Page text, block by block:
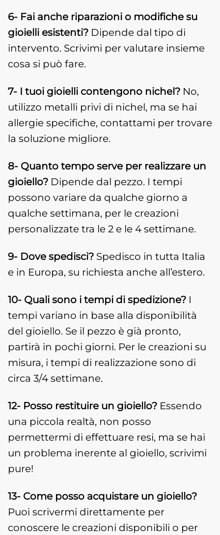
6- Fai anche riparazioni o modifiche su
gioielli esistenti? Dipende dal tipo di
intervento. Scrivimi per valutare insieme
cosa si può fare.
7- I tuoi gioielli contengono nichel? No,
utilizzo metalli privi di nichel, ma se hai
allergie specifiche, contattami per trovare
la soluzione migliore.
8- Quanto tempo serve per realizzare un
gioiello? Dipende dal pezzo. I tempi
possono variare da qualche giorno a
qualche settimana, per le creazioni
personalizzate tra le 2 e le 4 settimane.
9- Dove spedisci? Spedisco in tutta Italia
e in Europa, su richiesta anche all’estero.
10- Quali sono i tempi di spedizione? I
tempi variano in base alla disponibilità
del gioiello. Se il pezzo è già pronto,
partirà in pochi giorni. Per le creazioni su
misura, i tempi di realizzazione sono di
circa 3/4 settimane.
12- Posso restituire un gioiello? Essendo
una piccola realtà, non posso
permettermi di effettuare resi, ma se hai
un problema inerente al gioiello, scrivimi
pure!
13- Come posso acquistare un gioiello?
Puoi scrivermi direttamente per
conoscere le creazioni disponibili o per